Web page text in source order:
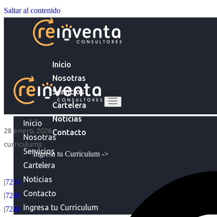
Saltar al contenido
Inicio
Nosotras
Servicios
Cartelera
Noticias
Contacto
Ingresa tu Curriculum ->
Inicio
Nosotras
Servicios
Cartelera
Noticias
Contacto
Ingresa tu Curriculum
28 enero, 2026
curriculums
|7250
|7249
|7248